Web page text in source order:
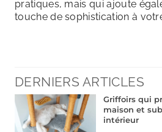
pratiques, mais qui ajoute
touche de sophistication à
DERNIERS ARTICLES
Griffoirs qui
maison et
intérieur